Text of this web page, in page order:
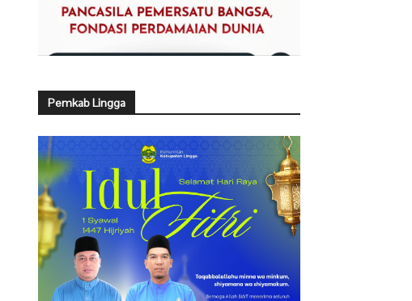
Pemkab Lingga